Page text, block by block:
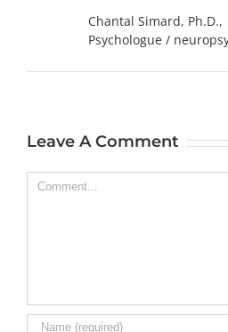
Chantal Simard, Ph.D.,
Psychologue /
Leave A Comment
Comment